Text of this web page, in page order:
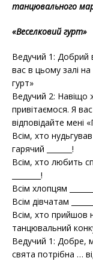
танцювального
«Веселковий гурт»
Ведучий 1: Добрий
вас в цьому залі
гурт»
Ведучий 2: Навіщо
привітаємося. Я
відповідайте мені
Всім, хто
гарячий _______!
Всім, хто любить
________!
Всім хлопцям
Всім дівчатам
Всім, хто прийшов
танцювальний
Ведучий 1: Добре,
свята потрібна …